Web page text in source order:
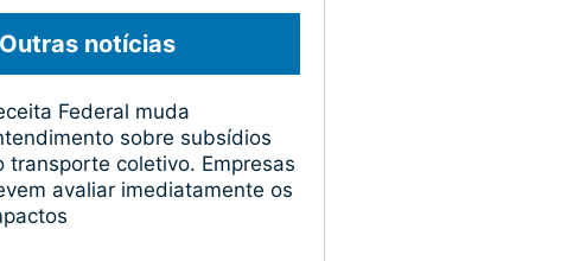
Outras notícias
Federal muda
sobre subsídios
transporte coletivo. Empresas
avaliar imediatamente os